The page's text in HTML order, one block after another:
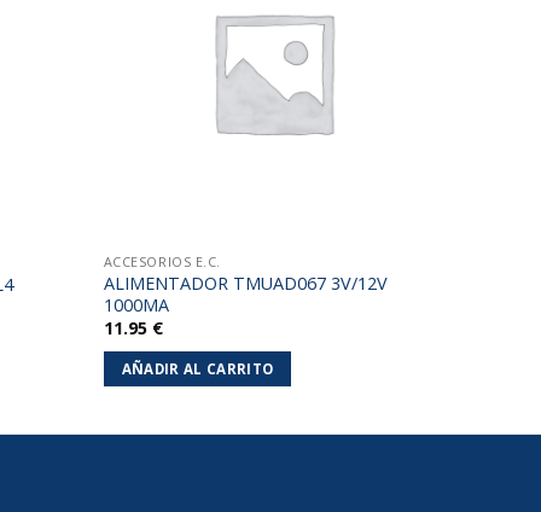
ACCESORIOS E.C.
ALIMENTADOR TMUAD067 3V/12V
1000MA
11.95 €
AÑADIR AL CARRITO